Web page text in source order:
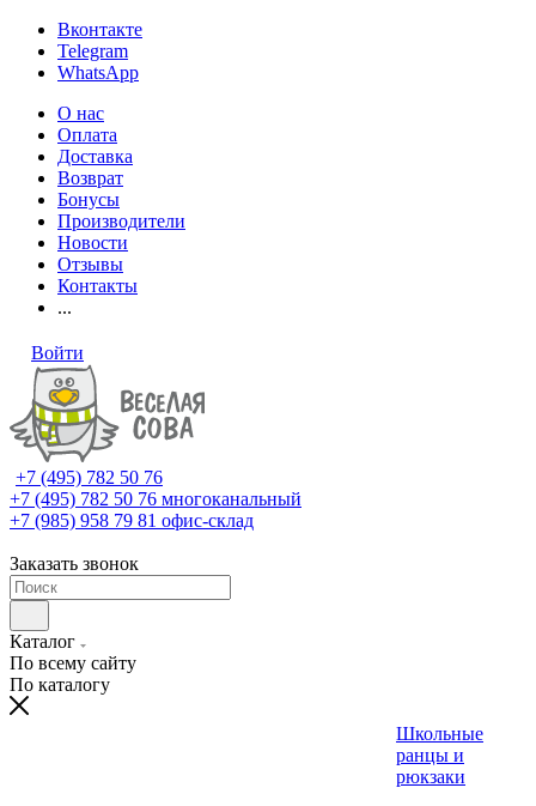
Вконтакте
Telegram
WhatsApp
О нас
Оплата
Доставка
Возврат
Бонусы
Производители
Новости
Отзывы
Контакты
...
Войти
+7 (495) 782 50 76
+7 (495) 782 50 76 многоканальный
+7 (985) 958 79 81 офис-склад
Заказать звонок
Каталог
По всему сайту
По каталогу
Школьные
ранцы и
рюкзаки